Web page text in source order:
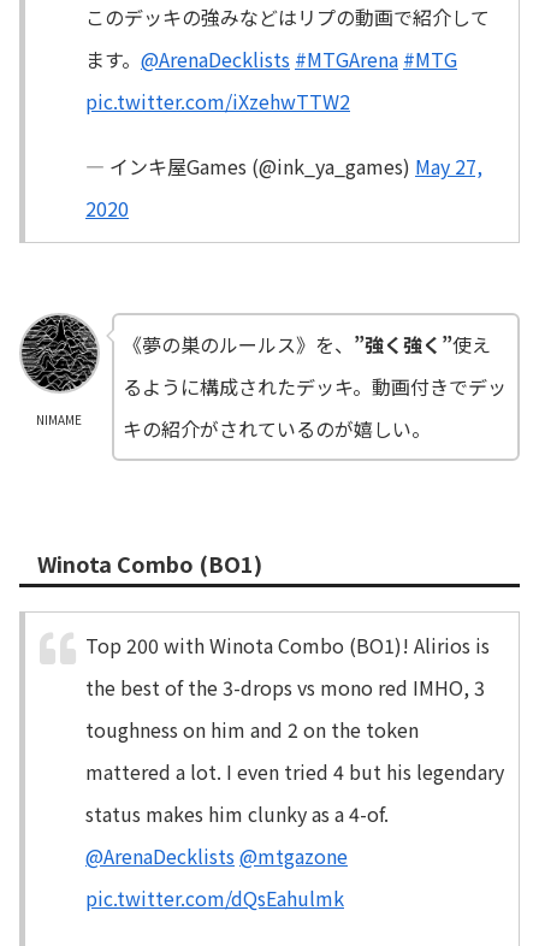
このデッキの強みなどはリプの動画で紹介して
ます。 @ArenaDecklists #MTGArena #MTG
pic.twitter.com/iXzehwTTW2
— インキ屋Games (@ink_ya_games) May 27,
2020
NIMAME
《夢の巣のルールス》を、 ”強く強く”使え
るように構成されたデッキ。動画付きでデッ
キの紹介がされているのが嬉しい。
Winota Combo (BO1)
Top 200 with Winota Combo (BO1)! Alirios is
the best of the 3-drops vs mono red IMHO, 3
toughness on him and 2 on the token
mattered a lot. I even tried 4 but his legendary
status makes him clunky as a 4-of.
@ArenaDecklists @mtgazone
pic.twitter.com/dQsEahulmk